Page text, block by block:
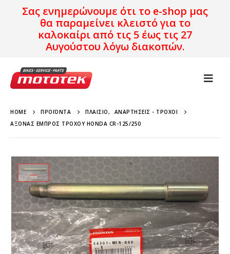
Σας ενημερώνουμε ότι το e-shop μας
θα παραμείνει κλειστό για το
καλοκαίρι από τις 5 έως τις 27
Αυγούστου λόγω διακοπών.
HOME ΠΡΟΪΌΝΤΑ ΠΛΑΊΣΙΟ,
ΑΝΑΡΤΉΣΕΙΣ - ΤΡΟΧΟΊ
ΆΞΟΝΑΣ ΕΜΠΡΌΣ ΤΡΟΧΟΎ HONDA CR-125/250